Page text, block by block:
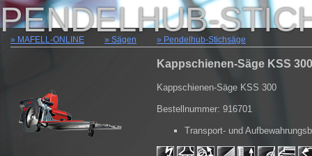
PENDELHUB-
MAFELL-ONLINE Sägen Pendelhub-Stichsäge
Kappschienen-Säge KSS
Kappschienen-Säge KSS 300
Bestellnummer: 916701
Transport- und